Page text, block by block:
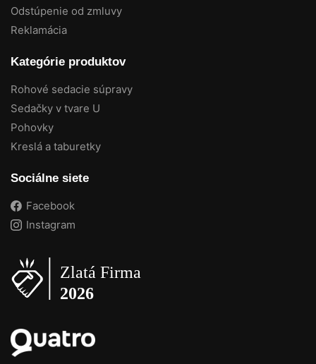
Odstúpenie od zmluvy
Reklamácia
Kategórie produktov
Rohové sedacie súpravy
Sedačky v tvare U
Pohovky
Kreslá a taburetky
Sociálne siete
Facebook
Instagram